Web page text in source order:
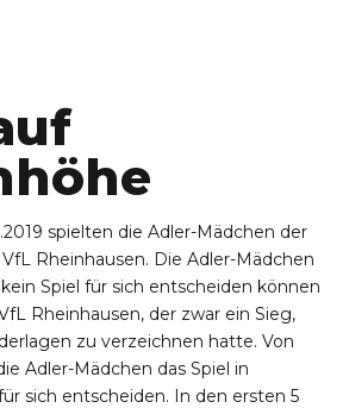
6
7
8
9
0
6
7
8
9
0
spielten die Adler-Mädchen der
Rheinhausen. Die Adler-Mädchen
Spiel für sich entscheiden können
Rheinhausen, der zwar ein Sieg,
zu verzeichnen hatte. Von
Adler-Mädchen das Spiel in
sich entscheiden. In den ersten 5